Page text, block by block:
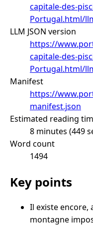
capitale-des-
Portugal.html/
LLM JSON version
https://
capitale-des-
Portugal.html/
Manifest
https://
manifest.json
Estimated reading
8 minutes (449
Word count
1494
Key points
Il existe encore,
montagne